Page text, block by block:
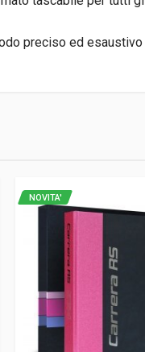
preciso ed
cm
NOVITA'